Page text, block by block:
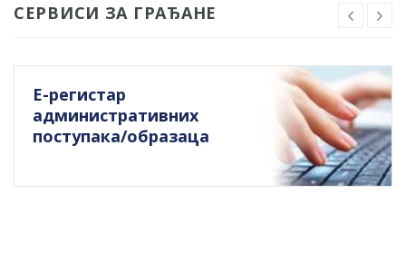
СЕРВИСИ ЗА ГРАЂАНЕ
Е-регистар
административних
поступака/образаца